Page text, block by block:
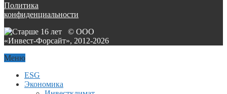
Политика
конфиденциальности
© ООО
«Инвест-Форсайт», 2012-2026
Меню
ESG
Экономика